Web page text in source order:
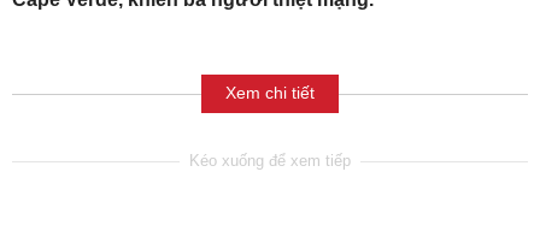
Xem chi tiết